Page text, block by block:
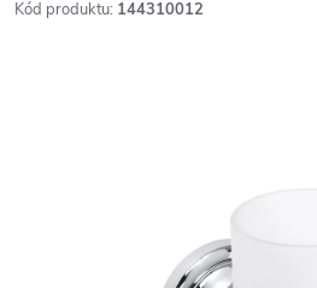
Kód produktu: 144310012